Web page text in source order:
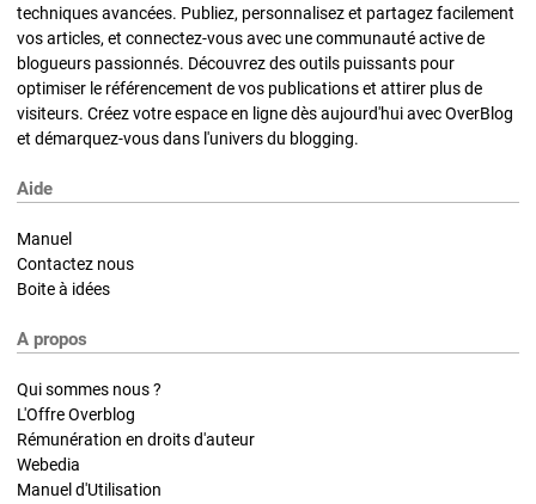
techniques avancées. Publiez, personnalisez et partagez facilement
vos articles, et connectez-vous avec une communauté active de
blogueurs passionnés. Découvrez des outils puissants pour
optimiser le référencement de vos publications et attirer plus de
visiteurs. Créez votre espace en ligne dès aujourd'hui avec OverBlog
et démarquez-vous dans l'univers du blogging.
Aide
Manuel
Contactez nous
Boite à idées
A propos
Qui sommes nous ?
L'Offre Overblog
Rémunération en droits d'auteur
Webedia
Manuel d'Utilisation